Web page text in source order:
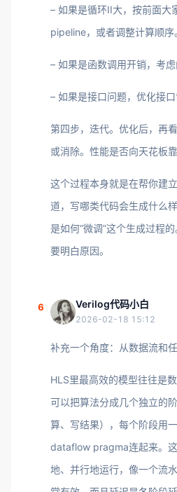
– 如果是循环II大，按前面大
pipeline，或者调整计算顺序
– 如果是函数调用开销，考虑
– 如果是接口问题，优化接口
第四步，迭代。优化后，再
或消除。性能是否向天花板靠
这个过程本身就是在帮你建
道，写哪类代码会生成什么
是如何“微调”这个生成过程
要明白原因。
6 Verilog代码小白
2026-02-18 15:12
补充一个角度：从数据流和
HLS里最高效的模型往往是
可以把算法分成几个独立的
算、写结果），每个阶段用
dataflow pragma连起来。
地、并行地运行，像一个流